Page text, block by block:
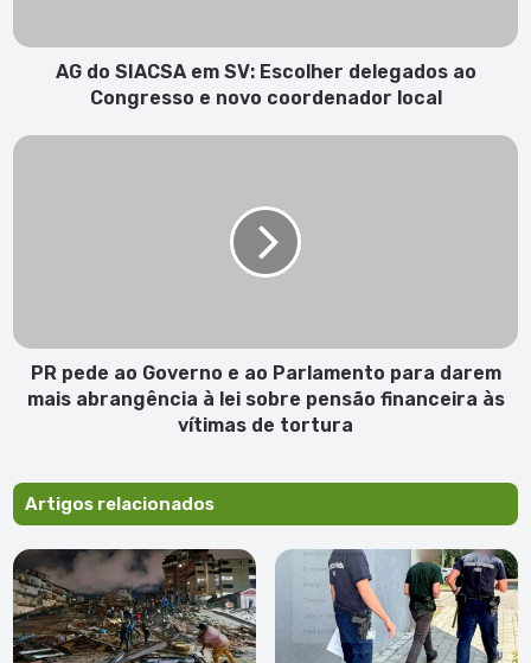
Congresso
local
AG do SIACSA em SV: Escolher delegados ao
Congresso e novo coordenador local
PR
darem
mais
abrangência
pensão
financeira
vítimas
de
tortura
PR pede ao Governo e ao Parlamento para darem
mais abrangência à lei sobre pensão financeira às
vítimas de tortura
Artigos relacionados